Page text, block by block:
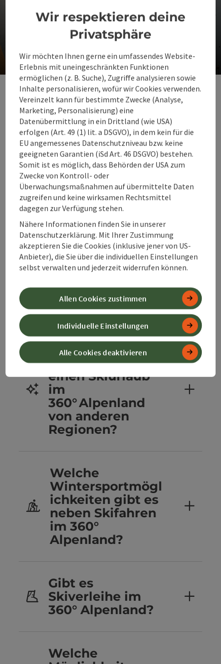
Regentropfenprogramm
Gute Momente bei schlechtem Wetter
Wissenswertes zum
Skiurlaub im Süden
Oberösterreichs
Wo kann man im
360° Alpenland
Ski fahren?
Ist das
360° Alpenland
Kindern
geeignet?
Was
unterscheidet
einen Skiurlaub
im
360° Alpenland
von anderen
Regionen?
Welche
Wintersportmögl
ichkeiten gibt es
neben Skifahren
im 360°
Alpenland?
Gibt es
Skiverleihe im
360° Alpenland?
Welche
Wir respektieren deine
Privatsphäre
Wir möchten Ihnen gerne ein umfassendes Website-
Erlebnis mit uneingeschränkten Funktionen
ermöglichen (z. B. Suche), Zugriffe analysieren sowie
Inhalte personalisieren, wofür wir Cookies verwenden.
Vereinzelt kann für bestimmte Zwecke (Analyse,
Marketing, Personalisierung) eine
Datenübermittlung in ein Drittland (wie USA)
erfolgen (Art. 49 (1) lit. a DSGVO), in dem kein für die
EU angemessenes Datenschutzniveau bzw. keine
geeigneten Garantien (iSd Art. 46 DSGVO) bestehen.
Somit ist es möglich, dass Behörden der USA zum
Zwecke von Kontroll- oder
Überwachungsmaßnahmen auf übermittelte Daten
zugreifen und keine wirksamen Rechtsmittel
dagegen zur Verfügung stehen.
Nähere Informationen finden Sie in unserer
Datenschutzerklärung. Mit Ihrer Zustimmung
akzeptieren Sie die Cookies (inklusive jener von US-
Anbieter), die Sie über die individuellen Einstellungen
selbst verwalten und jederzeit widerrufen können.
Alle Cookies deaktivieren
Individuelle Einstellungen
Allen Cookies zustimmen